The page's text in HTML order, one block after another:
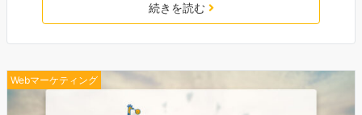
続きを読む
Webマーケティング